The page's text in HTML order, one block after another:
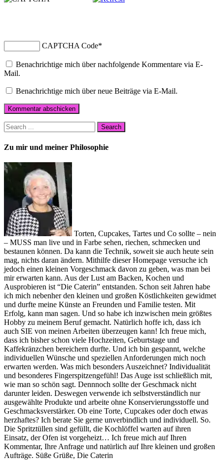
CAPTCHA Code*
Benachrichtige mich über nachfolgende Kommentare via E-
Mail.
Benachrichtige mich über neue Beiträge via E-Mail.
Zu mir und meiner Philosophie
Torten, Cupcakes, Tartes und Co sollte – nein
– MUSS man live und in Farbe sehen, riechen, schmecken und
bestaunen können. Da kann die Technik, soweit sie auch heute sein
mag, nichts daran ändern. Mithilfe dieser Homepage versuche ich
jedoch einen kleinen Vorgeschmack davon zu geben, was man bei
mir erwarten kann. Aus der Lust am Backen, Kochen und
Ausprobieren ist “Die Caterin” entstanden. Schon seit Jahren habe
ich mich nebenher den kleinen und großen Köstlichkeiten gewidmet
und durfte meine Künste an Freunden und Familie testen. Mit
Erfolg, kann man sagen. Und so habe ich inzwischen mein größtes
Hobby zu meinem Beruf gemacht. Natürlich hoffe ich, dass ich
auch SIE von meinen Arbeiten überzeugen kann! Ich freue mich,
dass ich bisher schon viele Hochzeiten, Geburtstage und
Kaffekränzchen bereichern durfte. Und ich bin gespannt, welche
individuellen Wünsche und speziellen Anforderungen mich noch
erwarten werden. Was mich besonders Auszeichnet? Individualität
und besonderes Fingerspitzengefühl! Das Auge isst schließlich mit,
wie man so schön sagt. Dennnoch sollte der Geschmack nicht
darunter leiden. Deswegen verwende ich selbstverständlich nur
ausgewählte Produkte und arbeite ohne Konservierungsstoffe und
Geschmacksverstärker. Ob eine Torte, Cupcakes oder doch etwas
herzhaftes? Ich berate Sie gerne unverbindlich und individuell. So.
Die Spritztüllen sind gefüllt, die Kochlöffel warten auf ihren
Einsatz, der Ofen ist vorgeheizt… Ich freue mich auf Ihren
Kommentar, Ihre Anfrage und natürlich auf Ihre kleinen und großen
Aufträge. Süße Grüße, Die Caterin